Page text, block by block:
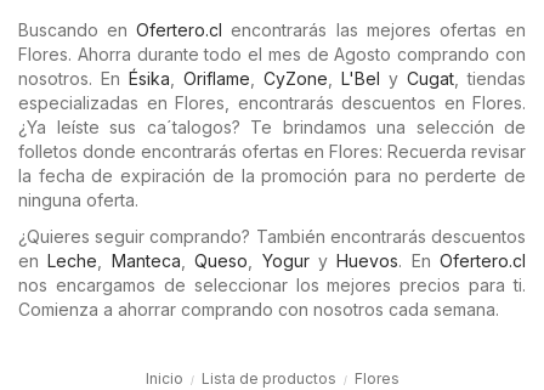
Buscando enOfertero.cl encontrarás las mejores ofertas en
Flores. Ahorra durante todo el mes de Agosto comprando con
nosotros. En Ésika Oriflame CyZone L'Bel y Cugat , tiendas
especializadas en Flores, encontrarás descuentos en Flores.
¿Ya leíste sus ca´talogos? Te brindamos una selección de
folletos donde encontrarás ofertas en Flores: Recuerda revisar
la fecha de expiración de la promoción para no perderte de
ninguna oferta.
¿Quieres seguir comprando? También encontrarás descuentos
enLeche Manteca ,Queso YoguryHuevos. En Ofertero.cl
nos encargamos de seleccionar los mejores precios para ti.
Comienza a ahorrar comprando con nosotros cada semana.
Inicio Lista de productos Flores